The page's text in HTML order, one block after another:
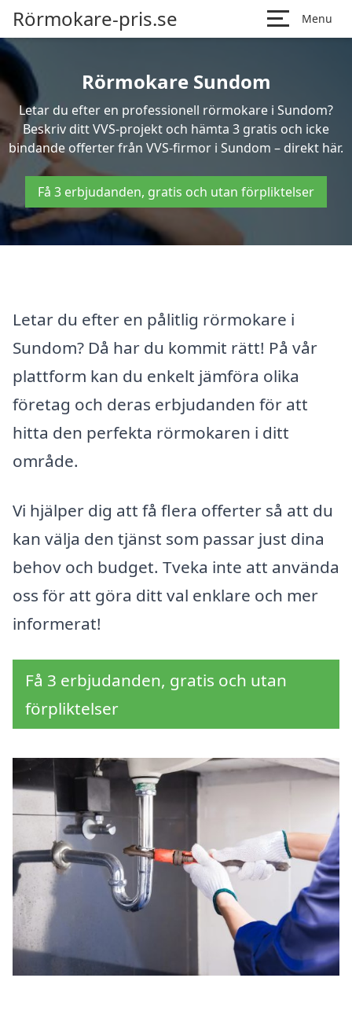
Rörmokare-pris.se Menu
Rörmokare Sundom
Letar du efter en professionell rörmokare i Sundom?
Beskriv ditt VVS-projekt och hämta 3 gratis och icke
bindande offerter från VVS-firmor i Sundom – direkt här.
Få 3 erbjudanden, gratis och utan förpliktelser
Letar du efter en pålitlig rörmokare i
Sundom? Då har du kommit rätt! På vår
plattform kan du enkelt jämföra olika
företag och deras erbjudanden för att
hitta den perfekta rörmokaren i ditt
område.
Vi hjälper dig att få flera offerter så att du
kan välja den tjänst som passar just dina
behov och budget. Tveka inte att använda
oss för att göra ditt val enklare och mer
informerat!
Få 3 erbjudanden, gratis och utan
förpliktelser